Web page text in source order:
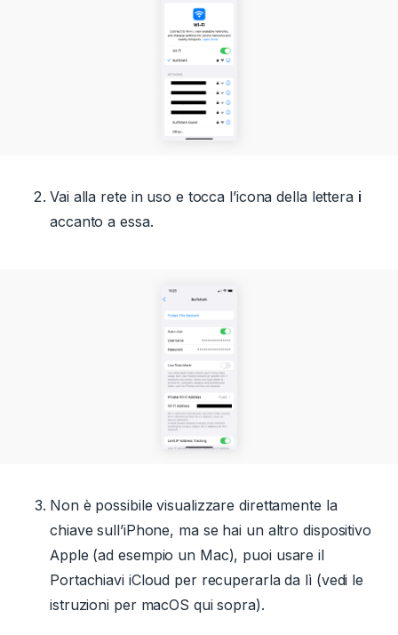
Vai alla rete in uso e tocca l’icona della lettera i
accanto a essa.
Non è possibile visualizzare direttamente la
chiave sull’iPhone, ma se hai un altro dispositivo
Apple (ad esempio un Mac), puoi usare il
Portachiavi iCloud per recuperarla da lì (vedi le
istruzioni per macOS qui sopra).